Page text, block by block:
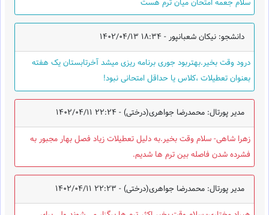
سلام جعمه امتحان میان ترم هست
دانشجو: نیکان شعبانپور - 1402/04/13 18:34
درود وقت بخیر.بهتربود جوری برنامه ریزی میشد آخرتابستان یک هفته
بعنوان تعطیلات ،کلاس یا حداقل امتحانی نبود!
مدیر پورتال: محمدرضا جواهری(درختی) - 1402/04/11 22:24
زهرا شاهی- سلام وقت بخیر.به دلیل تعطیلات زیاد فصل بهار مجبور به
فشرده شدن فاصله بین ترم ها شدیم.
مدیر پورتال: محمدرضا جواهری(درختی) - 1402/04/11 22:23